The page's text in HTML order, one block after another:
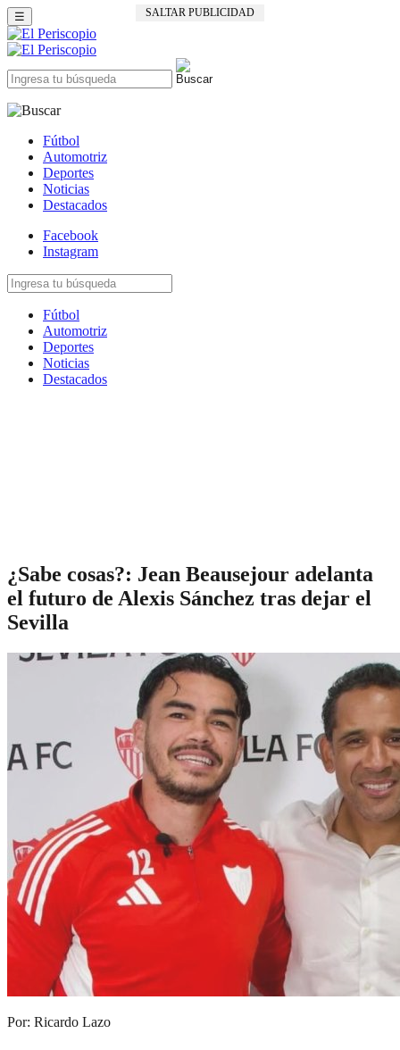
SALTAR PUBLICIDAD
☰
Fútbol
Automotriz
Deportes
Noticias
Destacados
Facebook
Instagram
Fútbol
Automotriz
Deportes
Noticias
Destacados
¿Sabe cosas?: Jean Beausejour adelanta
el futuro de Alexis Sánchez tras dejar el
Sevilla
Por: Ricardo Lazo